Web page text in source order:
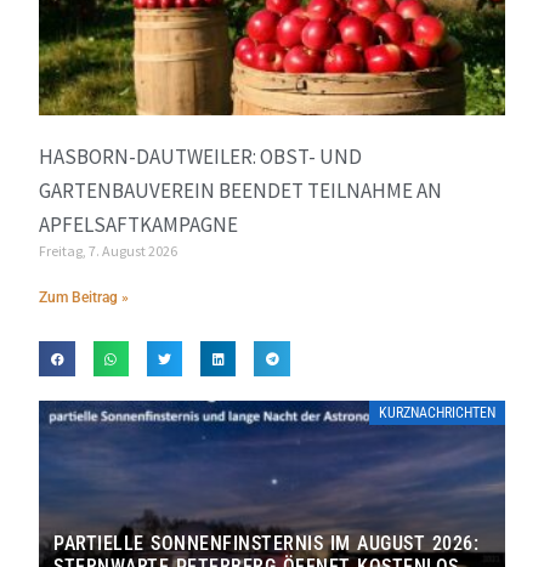
HASBORN-DAUTWEILER: OBST- UND
GARTENBAUVEREIN BEENDET TEILNAHME AN
APFELSAFTKAMPAGNE
Freitag, 7. August 2026
Zum Beitrag »
KURZNACHRICHTEN
PARTIELLE SONNENFINSTERNIS IM AUGUST 2026: